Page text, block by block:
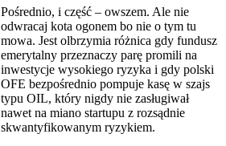
Pośrednio, i część – owszem. Ale nie
odwracaj kota ogonem bo nie o tym tu
mowa. Jest olbrzymia różnica gdy fundusz
emerytalny przeznaczy parę promili na
inwestycje wysokiego ryzyka i gdy polski
OFE bezpośrednio pompuje kasę w szajs
typu OIL, który nigdy nie zasługiwał
nawet na miano startupu z rozsądnie
skwantyfikowanym ryzykiem.